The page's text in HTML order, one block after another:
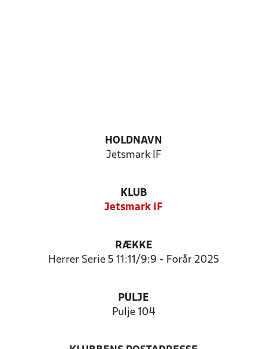
HOLDNAVN
Jetsmark IF
KLUB
Jetsmark IF
RÆKKE
Herrer Serie 5 11:11/9:9 - Forår 2025
PULJE
Pulje 104